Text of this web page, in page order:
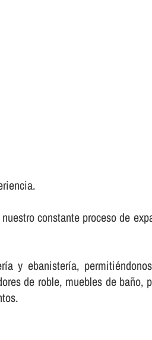
constante proceso de
y ebanisterí­a,
de roble, muebles de